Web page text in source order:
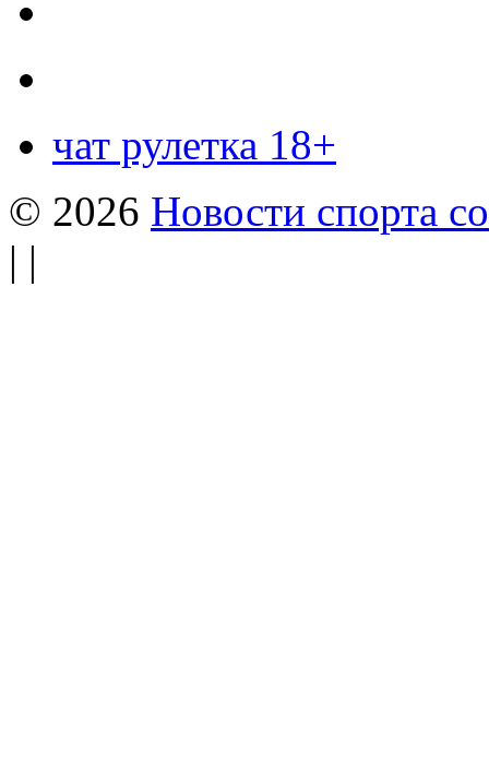
чат рулетка 18+
© 2026 Новости спорта
| |